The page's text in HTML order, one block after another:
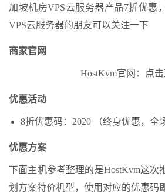
加坡机房VPS云服务器产品7折优惠
VPS云服务器的朋友可以关注一下
商家官网
HostKvm官网：点
优惠活动
8折优惠码：2020 （终身优惠，全
优惠方案
下面主机参考整理的是HostKvm这次
划方案特价机型，使用对应的优惠码